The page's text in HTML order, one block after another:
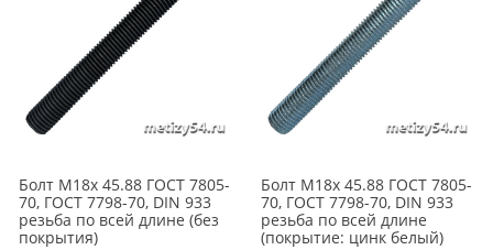
Болт М18х 45.88 ГОСТ 7805-
70, ГОСТ 7798-70, DIN 933
резьба по всей длине (без
покрытия)
Болт М18х 45.88 ГОСТ 7805-
70, ГОСТ 7798-70, DIN 933
резьба по всей длине
(покрытие: цинк белый)